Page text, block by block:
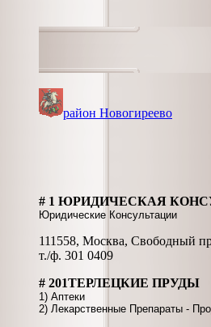
район Новогиреево
# 1 ЮРИДИЧЕСКАЯ
Юридические Консультации
111558, Москва, Свободный
т./ф. 301 0409
# 201ТЕРЛЕЦКИЕ ПРУДЫ
1) Аптеки
2) Лекарственные Препараты -